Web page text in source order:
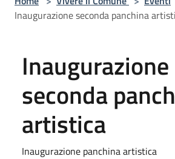
Inaugurazione seconda panchina
Inaugurazione
seconda
artistica
Inaugurazione panchina artistica